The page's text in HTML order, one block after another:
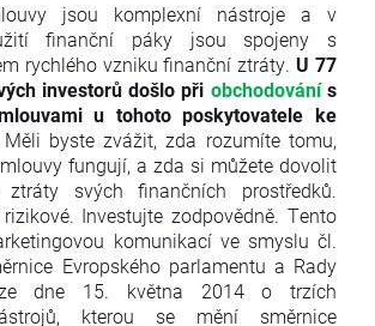
jsou komplexní nástroje a v
finanční páky jsou spojeny s
rychlého vzniku finanční ztráty. U 77
investorů došlo při obchodovánís
u tohoto poskytovatele ke
byste zvážit, zda rozumíte tomu,
fungují, a zda si můžete dovolit
svých finančních prostředků.
Investujte zodpovědně. Tento
komunikací ve smyslu čl.
Evropského parlamentu a Rady
ze dne 15. května 2014 o trzích
kterou se mění směrnice